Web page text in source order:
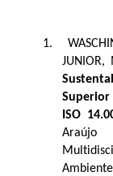
1.
JUNIOR,
Superior
ISO
Araújo